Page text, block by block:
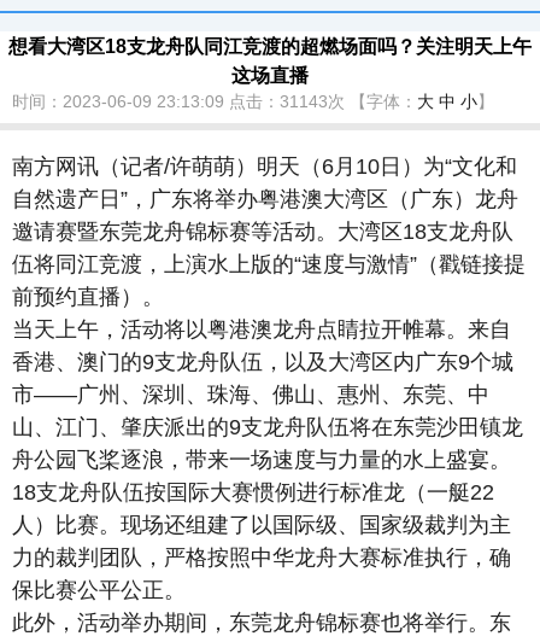
想看大湾区18支龙舟队同江竞渡的超燃场面吗？关注明天上午
这场直播
时间：2023-06-09 23:13:09 点击： 31143次 【字体： 大 中 小】
南方网讯（记者/许萌萌）明天（6月10日）为“文化和
自然遗产日”，广东将举办粤港澳大湾区（广东）龙舟
邀请赛暨东莞龙舟锦标赛等活动。大湾区18支龙舟队
伍将同江竞渡，上演水上版的“速度与激情”（戳链接提
前预约直播）。
当天上午，活动将以粤港澳龙舟点睛拉开帷幕。来自
香港、澳门的9支龙舟队伍，以及大湾区内广东9个城
市——广州、深圳、珠海、佛山、惠州、东莞、中
山、江门、肇庆派出的9支龙舟队伍将在东莞沙田镇龙
舟公园飞桨逐浪，带来一场速度与力量的水上盛宴。
18支龙舟队伍按国际大赛惯例进行标准龙（一艇22
人）比赛。现场还组建了以国际级、国家级裁判为主
力的裁判团队，严格按照中华龙舟大赛标准执行，确
保比赛公平公正。
此外，活动举办期间，东莞龙舟锦标赛也将举行。东